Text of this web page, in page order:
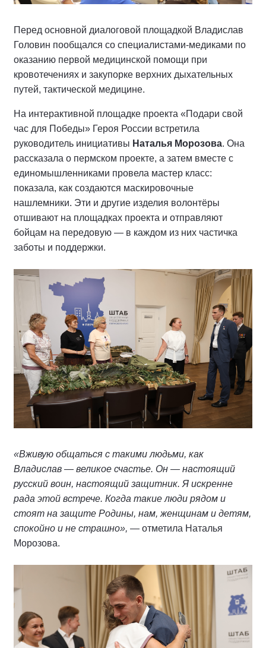
Перед основной диалоговой площадкой Владислав
Головин пообщался со специалистами-медиками по
оказанию первой медицинской помощи при
кровотечениях и закупорке верхних дыхательных
путей, тактической медицине.
На интерактивной площадке проекта «Подари свой
час для Победы» Героя России встретила
руководитель инициативы Наталья Морозова. Она
рассказала о пермском проекте, а затем вместе с
единомышленниками провела мастер класс:
показала, как создаются маскировочные
нашлемники. Эти и другие изделия волонтёры
отшивают на площадках проекта и отправляют
бойцам на передовую — в каждом из них частичка
заботы и поддержки.
«Вживую общаться с такими людьми, как
Владислав — великое счастье. Он — настоящий
русский воин, настоящий защитник. Я искренне
рада этой встрече. Когда такие люди рядом и
стоят на защите Родины, нам, женщинам и детям,
спокойно и не страшно», — отметила Наталья
Морозова.